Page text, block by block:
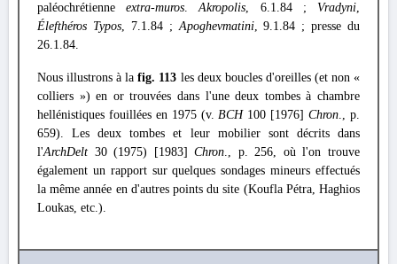
paléochrétienneextra-muros.Akropolis, 6.1.84 ; Vradyni,
Élefthéros Typos, 7.1.84 ;Apoghevmatini, 9.1.84 ; presse du
26.1.84.
Nous illustrons à la fig. 113 les deux boucles d'oreilles (et non «
colliers ») en or trouvées dans l'une deux tombes à chambre
hellénistiques fouillées en 1975 (v.BCH100 [1976]Chron., p.
659). Les deux tombes et leur mobilier sont décrits dans
l'ArchDelt 30 (1975) [1983]Chron., p. 256, où l'on trouve
également un rapport sur quelques sondages mineurs effectués
la même année en d'autres points du site (Koufla Pétra, Haghios
Loukas, etc.).